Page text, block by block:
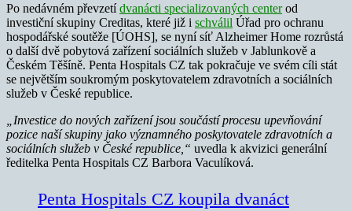
Po nedávném převzetídvanácti specializovaných centerod
investiční skupiny Creditas, které již i schválil Úřad pro ochranu
hospodářské soutěže [ÚOHS], se nyní síť Alzheimer Home rozrůstá
o další dvě pobytová zařízení sociálních služeb v Jablunkově a
Českém Těšíně. Penta Hospitals CZ tak pokračuje ve svém cíli stát
se největším soukromým poskytovatelem zdravotních a sociálních
služeb v České republice.
„Investice do nových zařízení jsou součástí procesu upevňování
pozice naší skupiny jako významného poskytovatele zdravotních a
sociálních služeb v Českérepublice,“ uvedla k akvizici generální
ředitelka Penta Hospitals CZ Barbora Vaculíková.
Penta Hospitals CZ koupila dvanáct